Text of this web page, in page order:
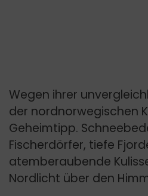
Wegen ihrer
der nordnorwegischen
Geheimtipp.
Fischerdörfer, tiefe
atemberaubende
Nordlicht über den